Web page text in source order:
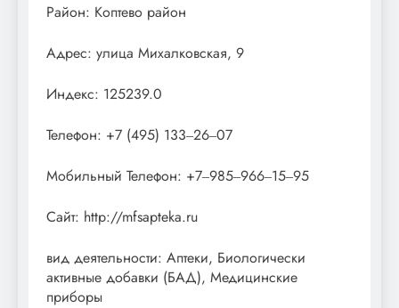
Район: Коптево район
Адрес: улица Михалковская, 9
Индекс: 125239.0
Телефон: +7 (495) 133‒26‒07
Мобильный Телефон: +7‒985‒966‒15‒95
Сайт: http://mfsapteka.ru
вид деятельности: Аптеки, Биологически
активные добавки (БАД), Медицинские
приборы